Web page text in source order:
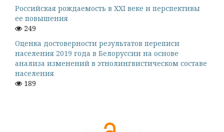
Российская рождаемость в XXI веке и перспективы
ее повышения
249
Оценка достоверности результатов переписи
населения 2019 года в Белоруссии на основе
анализа изменений в этнолингвистическом составе
населения
189